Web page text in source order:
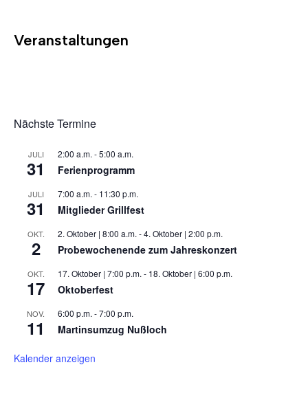
Veranstaltungen
Nächste Termine
JULI
31
2:00 a.m. -5:00 a.m.
Ferienprogramm
JULI
31
7:00 a.m. - 11:30 p.m.
Mitglieder Grillfest
OKT.
2
2. Oktober | 8:00 a.m. -4. Oktober | 2:00 p.m.
Probewochenende zum Jahreskonzert
OKT.
17
17. Oktober | 7:00 p.m. - 18. Oktober | 6:00 p.m.
Oktoberfest
NOV.
11
6:00 p.m. -7:00 p.m.
Martinsumzug Nußloch
Kalender anzeigen